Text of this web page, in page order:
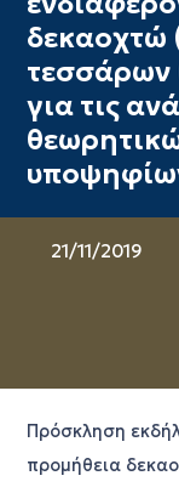
δεκαοχτώ
για τις
21/11/2019
Πρόσκληση
προμήθεια